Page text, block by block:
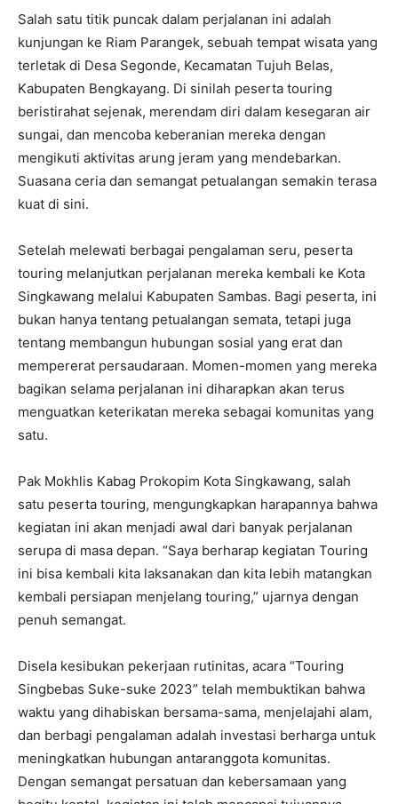
Salah satu titik puncak dalam perjalanan ini adalah
kunjungan ke Riam Parangek, sebuah tempat wisata yang
terletak di Desa Segonde, Kecamatan Tujuh Belas,
Kabupaten Bengkayang. Di sinilah peserta touring
beristirahat sejenak, merendam diri dalam kesegaran air
sungai, dan mencoba keberanian mereka dengan
mengikuti aktivitas arung jeram yang mendebarkan.
Suasana ceria dan semangat petualangan semakin terasa
kuat di sini.
Setelah melewati berbagai pengalaman seru, peserta
touring melanjutkan perjalanan mereka kembali ke Kota
Singkawang melalui Kabupaten Sambas. Bagi peserta, ini
bukan hanya tentang petualangan semata, tetapi juga
tentang membangun hubungan sosial yang erat dan
mempererat persaudaraan. Momen-momen yang mereka
bagikan selama perjalanan ini diharapkan akan terus
menguatkan keterikatan mereka sebagai komunitas yang
satu.
Pak Mokhlis Kabag Prokopim Kota Singkawang, salah
satu peserta touring, mengungkapkan harapannya bahwa
kegiatan ini akan menjadi awal dari banyak perjalanan
serupa di masa depan. “Saya berharap kegiatan Touring
ini bisa kembali kita laksanakan dan kita lebih matangkan
kembali persiapan menjelang touring,” ujarnya dengan
penuh semangat.
Disela kesibukan pekerjaan rutinitas, acara “Touring
Singbebas Suke-suke 2023” telah membuktikan bahwa
waktu yang dihabiskan bersama-sama, menjelajahi alam,
dan berbagi pengalaman adalah investasi berharga untuk
meningkatkan hubungan antaranggota komunitas.
Dengan semangat persatuan dan kebersamaan yang